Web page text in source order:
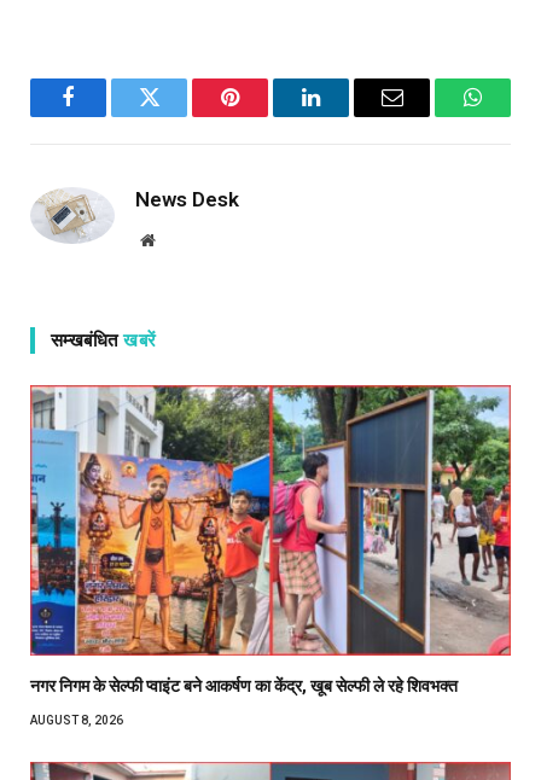
FacebookTwitter Pinterest LinkedInEmail
News Desk
Website
सम्खबंधितखबरें
नगर निगम के सेल्फी प्वाइंट बने आकर्षण का केंद्र, खूब सेल्फी ले रहे शिवभक्त
AUGUST 8, 2026